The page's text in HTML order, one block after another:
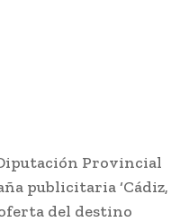
Provincial
publicitaria ‘Cádiz,
del destino